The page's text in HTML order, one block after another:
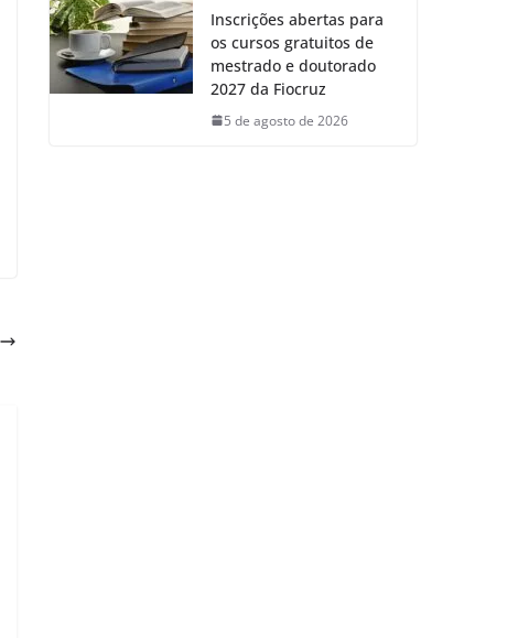
Inscrições abertas para
os cursos gratuitos de
mestrado e doutorado
2027 da Fiocruz
5 de agosto de 2026